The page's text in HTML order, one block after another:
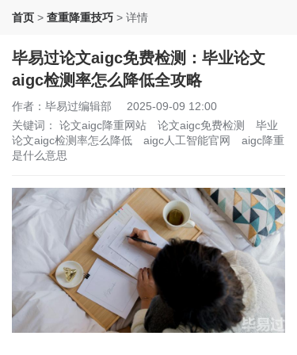
首页 > 查重降重技巧 > 详情
毕易过论文aigc免费检测：毕业论文
aigc检测率怎么降低全攻略
作者：毕易过编辑部
2025-09-09 12:00
关键词： 论文aigc降重网站 论文aigc免费检测
毕业
论文aigc检测率怎么降低
aigc人工智能官网
aigc降重
是什么意思